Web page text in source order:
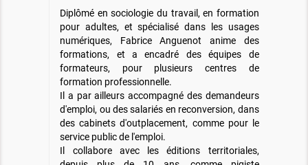
Diplômé en sociologie du travail, en formation
pour adultes, et spécialisé dans les usages
numériques, Fabrice Anguenot anime des
formations, et a encadré des équipes de
formateurs, pour plusieurs centres de
formation professionnelle.
Il a par ailleurs accompagné des demandeurs
d'emploi, ou des salariés en reconversion, dans
des cabinets d'outplacement, comme pour le
service public de l'emploi.
Il collabore avec les éditions territoriales,